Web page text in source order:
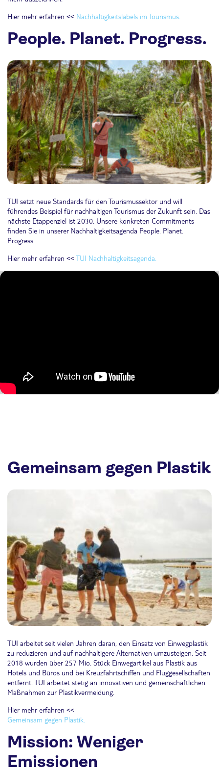
Hier mehr erfahren << Nachhaltigkeitslabels im Tourismus.
People. Planet. Progress.
TUI setzt neue Standards für den Tourismussektor und will
führendes Beispiel für nachhaltigen Tourismus der Zukunft sein. Das
nächste Etappenziel ist 2030. Unsere konkreten Commitments
finden Sie in unserer Nachhaltigkeitsagenda People. Planet.
Progress.
Hier mehr erfahren << TUI Nachhaltigkeitsagenda.
Gemeinsam gegen Plastik
TUI arbeitet seit vielen Jahren daran, den Einsatz von Einwegplastik
zu reduzieren und auf nachhaltigere Alternativen umzusteigen. Seit
2018 wurden über 257 Mio. Stück Einwegartikel aus Plastik aus
Hotels und Büros und bei Kreuzfahrtschiffen und Fluggesellschaften
entfernt. TUI arbeitet stetig an innovativen und gemeinschaftlichen
Maßnahmen zur Plastikvermeidung.
Hier mehr erfahren <<
Gemeinsam gegen Plastik.
Mission: Weniger
Emissionen